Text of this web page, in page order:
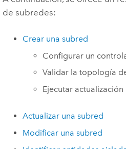
de subredes:
Crear una subred
Configurar un
Validar la topología
Ejecutar
Actualizar una subred
Modificar una subred